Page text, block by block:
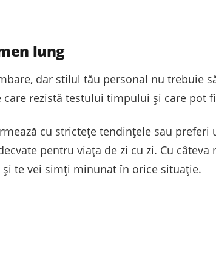
lung
dar stilul tău personal nu trebuie
rezistă testului timpului și care pot
cu strictețe tendințele sau
pentru viața de zi cu zi. Cu
te vei simți minunat în orice situație.